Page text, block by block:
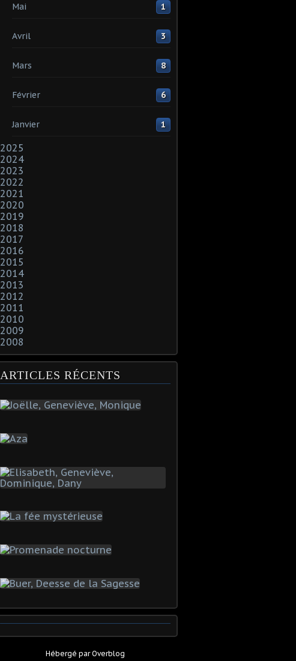
Mai 1
Avril 3
Mars 8
Février 6
Janvier 1
2025
2024
2023
2022
2021
2020
2019
2018
2017
2016
2015
2014
2013
2012
2011
2010
2009
2008
ARTICLES RÉCENTS
Hébergé parOverblog